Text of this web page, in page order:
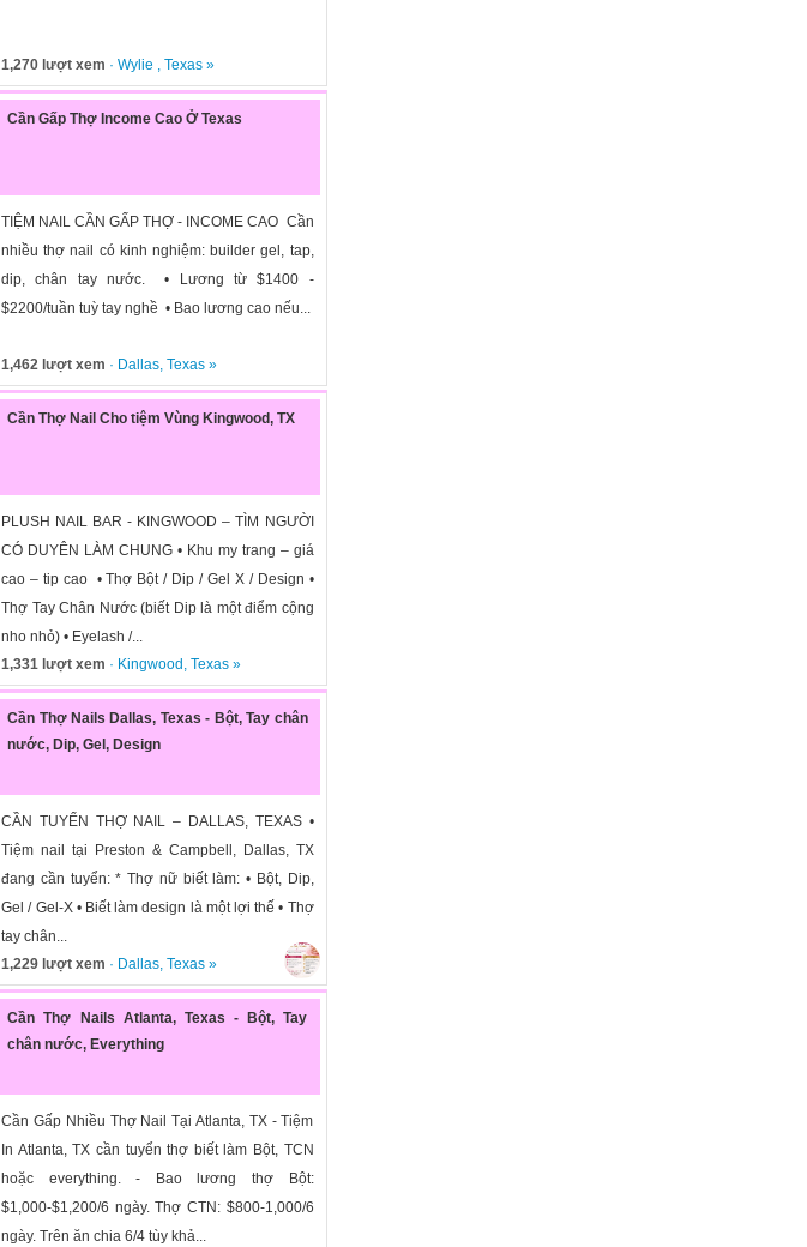
1,270 lượt xem ·Wylie ,Texas »
Cần Gấp Thợ Income Cao Ở Texas
TIỆM NAIL CẦN GẤP THỢ - INCOME CAO Cần
nhiều thợ nail có kinh nghiệm: builder gel, tap,
dip, chân tay nước. • Lương từ $1400 -
$2200/tuần tuỳ tay nghề • Bao lương cao nếu...
1,462 lượt xem · Dallas,Texas »
Cần Thợ Nail Cho tiệm Vùng Kingwood, TX
PLUSH NAIL BAR - KINGWOOD – TÌM NGƯỜI
CÓ DUYÊN LÀM CHUNG • Khu my trang – giá
cao – tip cao • Thợ Bột / Dip / Gel X / Design •
Thợ Tay Chân Nước (biết Dip là một điểm cộng
nho nhỏ) • Eyelash /...
1,331 lượt xem · Kingwood ,Texas »
Cần Thợ Nails Dallas, Texas - Bột, Tay chân
nước, Dip, Gel, Design
CẦN TUYỂN THỢ NAIL – DALLAS, TEXAS •
Tiệm nail tại Preston & Campbell, Dallas, TX
đang cần tuyển: * Thợ nữ biết làm: • Bột, Dip,
Gel / Gel-X • Biết làm design là một lợi thế • Thợ
tay chân...
1,229 lượt xem · Dallas,Texas »
Cần Thợ Nails Atlanta, Texas - Bột, Tay
chân nước, Everything
Cần Gấp Nhiều Thợ Nail Tại Atlanta, TX - Tiệm
In Atlanta, TX cần tuyển thợ biết làm Bột, TCN
hoặc everything. - Bao lương thợ Bột:
$1,000-$1,200/6 ngày. Thợ CTN: $800-1,000/6
ngày. Trên ăn chia 6/4 tùy khả...